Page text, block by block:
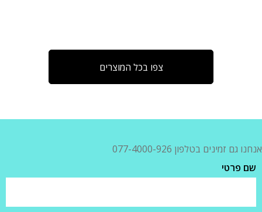
צפו בכל המוצרים
אנחנו גם זמינים בטלפון 077-4000-926
שם פרטי